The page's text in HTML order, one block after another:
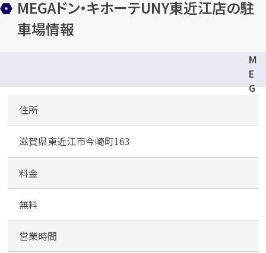
【総合受付】24時間・年中無休(年末年
MEGAドン・キホーテUNY東近江店の駐
車場情報
M
E
G
ン
キ
ー
住所
滋賀県東近江市今崎町163
料金
無料
営業時間